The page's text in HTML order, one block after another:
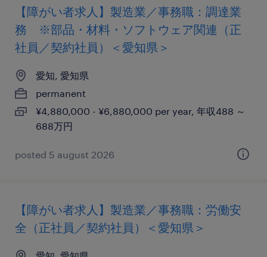
【障がい者求人】製造業／事務職：調達業
務 ※部品・材料・ソフトウェア関連（正
社員／契約社員）＜愛知県＞
愛知, 愛知県
permanent
¥4,880,000 - ¥6,880,000 per year, 年収488 ～
688万円
posted 5 august 2026
【障がい者求人】製造業／事務職：労働安
全（正社員／契約社員）＜愛知県＞